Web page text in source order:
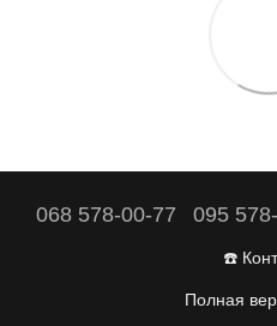
068 578-00-77 095
☎️
Полная